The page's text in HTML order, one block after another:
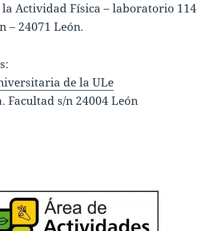
la Actividad Física – laboratorio 114
– 24071 León.
de la ULe
Facultad s/n 24004 León